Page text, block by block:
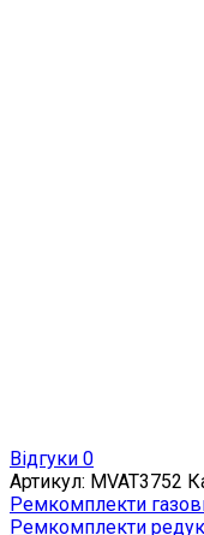
Відгуки 0
Артикул: MVAT3752
Ремкомплекти
Ремкомплекти